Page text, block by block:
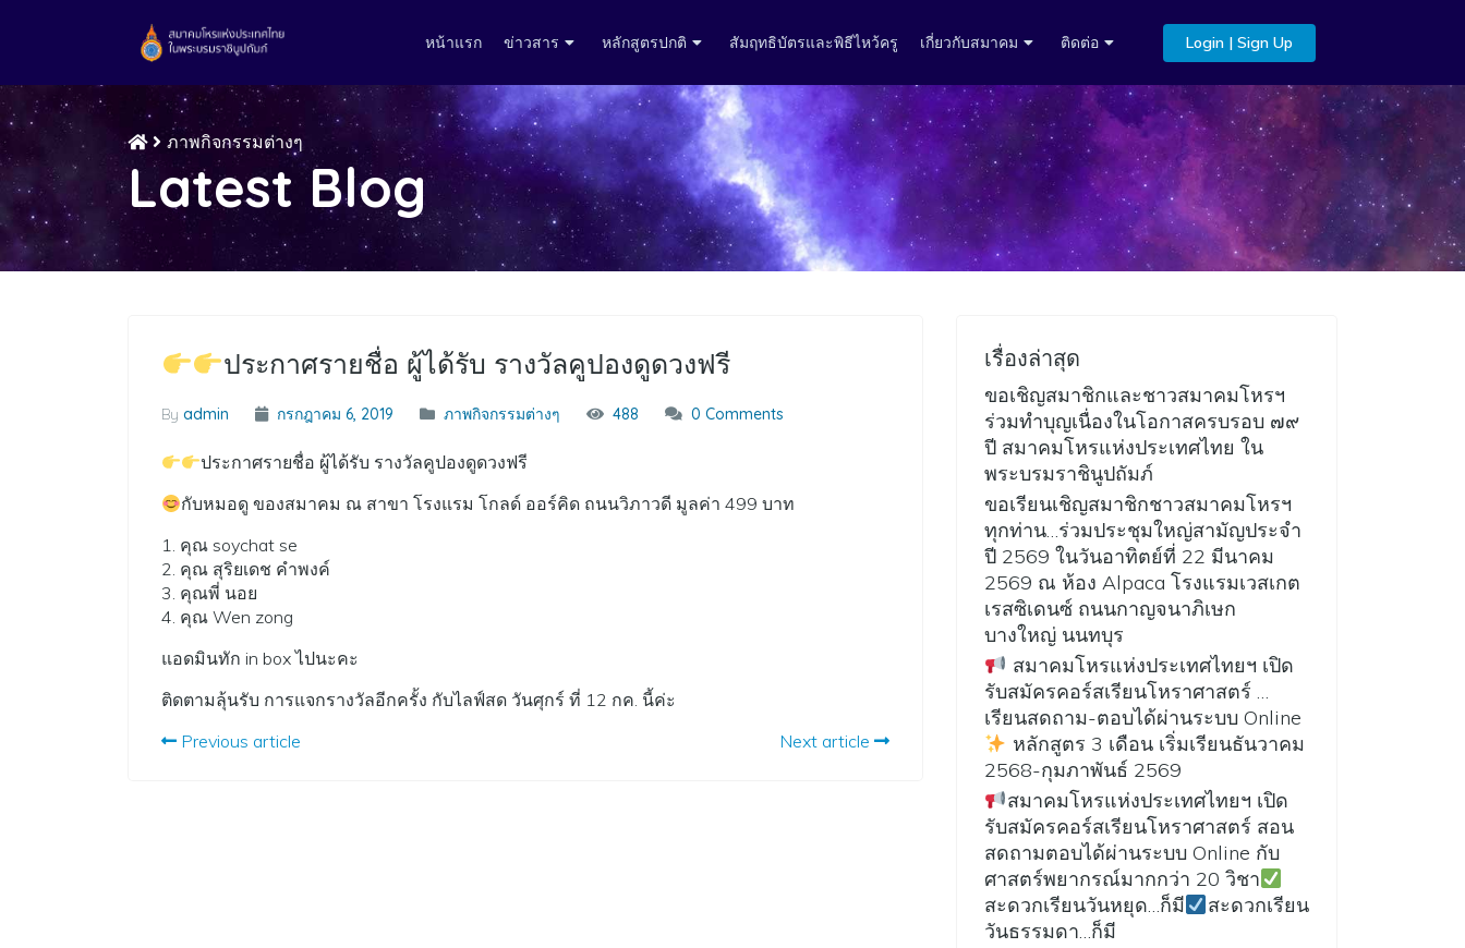
หน้าแรก ข่าวสาร หลักสูตรปกติ สัมฤทธิบัตรและพิธีไหว้ครู เกี่ยวกับสมาคม ติดต่อ Login | Sign Up
ภาพกิจกรรมต่างๆ
Latest Blog
ประกาศรายชื่อ ผู้ได้รับ รางวัลคูปองดูดวงฟรี
By admin กรกฎาคม 6, 2019 ภาพกิจกรรมต่างๆ 488 0 Comments
ประกาศรายชื่อ ผู้ได้รับ รางวัลคูปองดูดวงฟรี
กับหมอดู ของสมาคม ณ สาขา โรงแรม โกลด์ ออร์คิด ถนนวิภาวดี มูลค่า 499 บาท
1. คุณ soychat se
2. คุณ สุริยเดช คำพงค์
3. คุณพี่ นอย
4. คุณ Wen zong
แอดมินทัก in box ไปนะคะ
ติดตามลุ้นรับ การแจกรางวัลอีกครั้ง กับไลฟ์สด วันศุกร์ ที่ 12 กค. นี้ค่ะ
Previous article
Next article
เรื่องล่าสุด
ขอเชิญสมาชิกและชาวสมาคมโหรฯ
ร่วมทำบุญเนื่องในโอกาสครบรอบ ๗๙
ปี สมาคมโหรแห่งประเทศไทย ใน
พระบรมราชินูปถัมภ์
ขอเรียนเชิญสมาชิกชาวสมาคมโหรฯ
ทุกท่าน…ร่วมประชุมใหญ่สามัญประจำ
ปี 2569 ในวันอาทิตย์ที่ 22 มีนาคม
2569 ณ ห้อง Alpaca โรงแรมเวสเกต
เรสซิเดนซ์ ถนนกาญจนาภิเษก
บางใหญ่ นนทบุร
สมาคมโหรแห่งประเทศไทยฯ เปิด
รับสมัครคอร์สเรียนโหราศาสตร์ …
เรียนสดถาม-ตอบได้ผ่านระบบ Online
หลักสูตร 3 เดือน เริ่มเรียนธันวาคม
2568-กุมภาพันธ์ 2569
สมาคมโหรแห่งประเทศไทยฯ เปิด
รับสมัครคอร์สเรียนโหราศาสตร์ สอน
สดถามตอบได้ผ่านระบบ Online กับ
ศาสตร์พยากรณ์มากกว่า 20 วิชา
สะดวกเรียนวันหยุด…ก็มี
สะดวกเรียน
วันธรรมดา…ก็มี